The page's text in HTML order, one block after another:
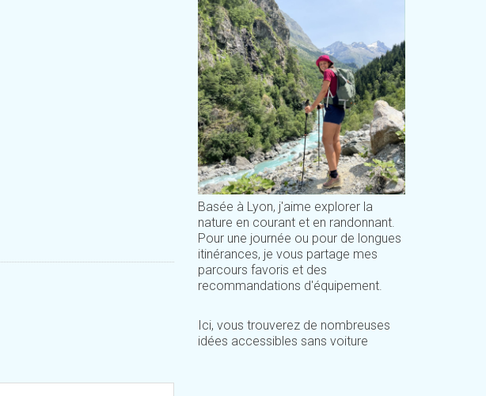
Basée à Lyon, j'aime explorer la
nature en courant et en randonnant.
Pour une journée ou pour de longues
itinérances, je vous partage mes
parcours favoris et des
recommandations d'équipement.
Ici, vous trouverez de nombreuses
idées accessibles sans voiture